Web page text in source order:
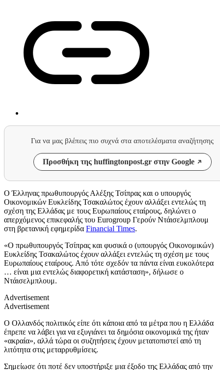
Για να μας βλέπεις πιο συχνά στα αποτελέσματα αναζήτησης
Προσθήκη της huffingtonpost.gr στην Google
Ο Έλληνας πρωθυπουργός Αλέξης Τσίπρας και ο υπουργός
Οικονομικών Ευκλείδης Τσακαλώτος έχουν αλλάξει εντελώς τη
σχέση της Ελλάδας με τους Ευρωπαίους εταίρους, δηλώνει ο
απερχόμενος επικεφαλής του Eurogroup Γερούν Ντάισελμπλουμ
στη βρετανική εφημερίδα Financial Times.
«Ο πρωθυπουργός Τσίπρας και φυσικά ο (υπουργός Οικονομικών)
Ευκλείδης Τσακαλώτος έχουν αλλάξει εντελώς τη σχέση με τους
Ευρωπαίους εταίρους. Από τότε σχεδόν τα πάντα είναι ευκολότερα
… είναι μια εντελώς διαφορετική κατάσταση», δήλωσε ο
Ντάισελμπλουμ.
Advertisement
Advertisement
Ο Ολλανδός πολιτικός είπε ότι κάποια από τα μέτρα που η Ελλάδα
έπρεπε να λάβει για να εξυγιάνει τα δημόσια οικονομικά της ήταν
«ακραία», αλλά τώρα οι συζητήσεις έχουν μετατοπιστεί από τη
λιτότητα στις μεταρρυθμίσεις.
Σημείωσε ότι ποτέ δεν υποστήριξε μια έξοδο της Ελλάδας από την